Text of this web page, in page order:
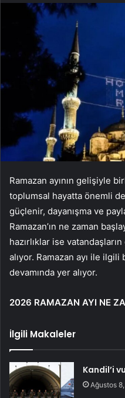
Ramazan ayının gelişiyle
toplumsal hayatta önemli
güçlenir, dayanışma ve
Ramazan’ın ne zaman
hazırlıklar ise
alıyor. Ramazan ayı ile
devamında yer alıyor.
2026 RAMAZAN AYI NE
İlgili Makaleler
Kandil’i
Ağustos